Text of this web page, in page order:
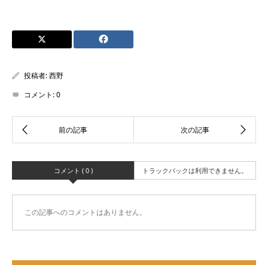
投稿者:西野
コメント:0
コメント ( 0 ) トラックバックは利用できません。
この記事へのコメントはありません。